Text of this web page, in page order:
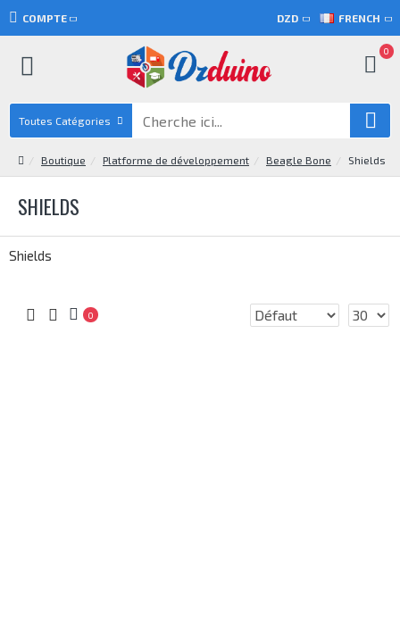
COMPTE DZD FRENCH
0
Toutes Catégories
Boutique Platforme de développement Beagle Bone Shields
SHIELDS
Shields
0